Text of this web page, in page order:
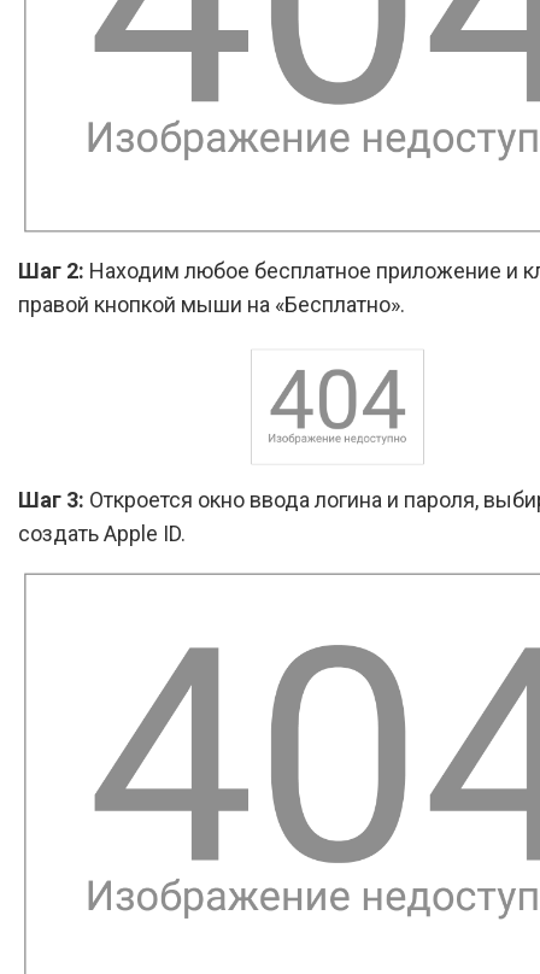
Шаг 2: Находим любое бесплатное приложение и
правой кнопкой мыши на «Бесплатно».
Шаг 3: Откроется окно ввода логина и пароля,
создать Apple ID.